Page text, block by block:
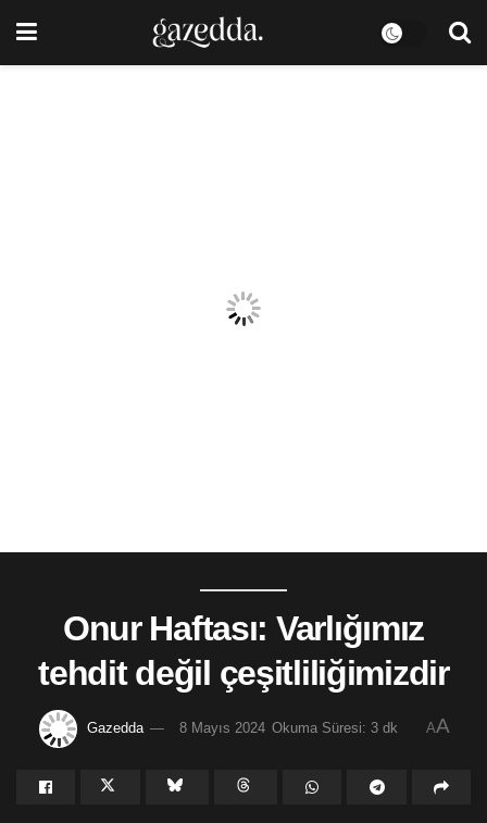
Onur Haftası: Varlığımız
tehdit değil çeşitliliğimizdir
Gazedda 8 Mayıs 2024 Okuma Süresi: 3 dk AA